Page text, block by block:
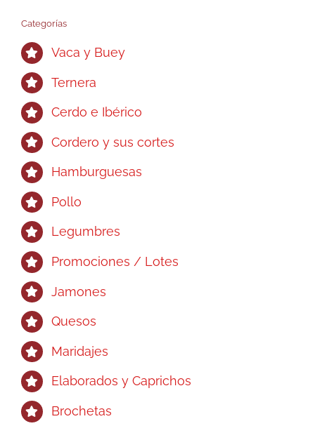
Categorías
Vaca y Buey
Ternera
Cerdo e Ibérico
Cordero y sus cortes
Hamburguesas
Pollo
Legumbres
Promociones / Lotes
Jamones
Quesos
Maridajes
Elaborados y Caprichos
Brochetas